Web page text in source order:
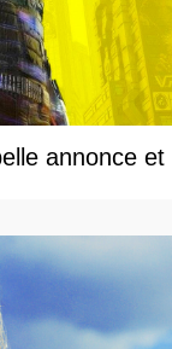
annonce et